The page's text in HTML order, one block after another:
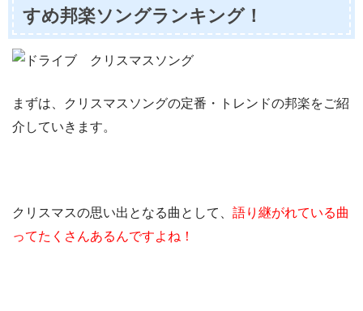
すめ邦楽ソングランキング！
まずは、クリスマスソングの定番・トレンドの邦楽をご紹
介していきます。
クリスマスの思い出となる曲として、 語り継がれている曲
ってたくさんあるんですよね！